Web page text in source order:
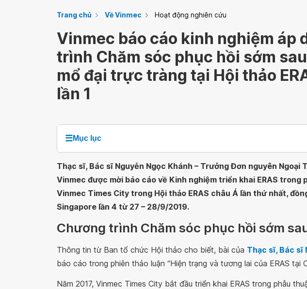
Trang chủ Về Vinmec Hoạt động nghiên cứu
Vinmec báo cáo kinh nghiệm áp
trình Chăm sóc phục hồi sớm
mổ đại trực tràng tại Hội thảo
lần 1
☰Mục lục
Thạc sĩ, Bác sĩ Nguyễn Ngọc Khánh – Trưởng Đơn nguyên Ngoại
Vinmec được mời báo cáo về Kinh nghiệm triển khai ERAS
Vinmec Times City trong Hội thảo ERAS châu Á lần thứ nhất,
Singapore lần 4 từ 27 – 28/9/2019.
Chương trình Chăm sóc phục hồi sớm
Thông tin từ Ban tổ chức Hội thảo cho biết, bài của Thạc sĩ, Bác sĩ
báo cáo trong phiên thảo luận “Hiện trạng và tương lai của ERAS tại
Năm 2017, Vinmec Times City bắt đầu triển khai ERAS trong phẫu